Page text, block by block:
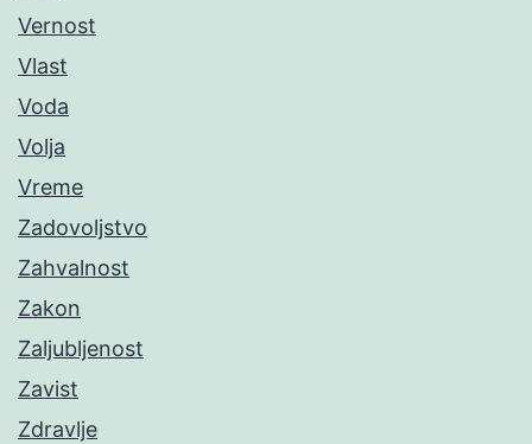
Vernost
Vlast
Voda
Volja
Vreme
Zadovoljstvo
Zahvalnost
Zakon
Zaljubljenost
Zavist
Zdravlje